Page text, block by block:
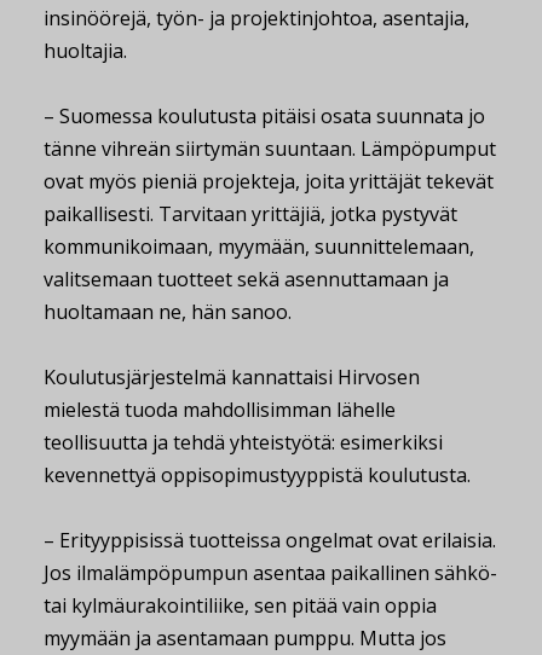
insinöörejä, työn- ja projektinjohtoa, asentajia,
huoltajia.
– Suomessa koulutusta pitäisi osata suunnata jo
tänne vihreän siirtymän suuntaan. Lämpöpumput
ovat myös pieniä projekteja, joita yrittäjät tekevät
paikallisesti. Tarvitaan yrittäjiä, jotka pystyvät
kommunikoimaan, myymään, suunnittelemaan,
valitsemaan tuotteet sekä asennuttamaan ja
huoltamaan ne, hän sanoo.
Koulutusjärjestelmä kannattaisi Hirvosen
mielestä tuoda mahdollisimman lähelle
teollisuutta ja tehdä yhteistyötä: esimerkiksi
kevennettyä oppisopimustyyppistä koulutusta.
– Erityyppisissä tuotteissa ongelmat ovat erilaisia.
Jos ilmalämpöpumpun asentaa paikallinen sähkö-
tai kylmäurakointiliike, sen pitää vain oppia
myymään ja asentamaan pumppu. Mutta jos